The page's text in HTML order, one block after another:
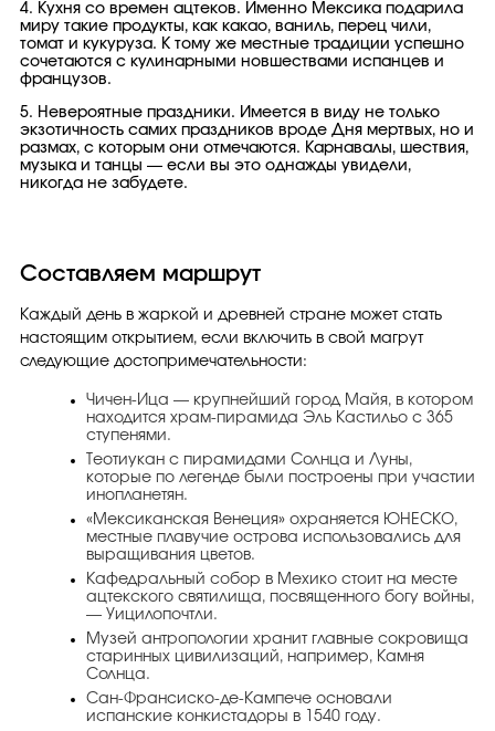
4. Кухня со времен ацтеков. Именно Мексика подарила
миру такие продукты, как какао, ваниль, перец чили,
томат и кукуруза. К тому же местные традиции успешно
сочетаются с кулинарными новшествами испанцев и
французов.
5. Невероятные праздники. Имеется в виду не только
экзотичность самих праздников вроде Дня мертвых, но и
размах, с которым они отмечаются. Карнавалы, шествия,
музыка и танцы — если вы это однажды увидели,
никогда не забудете.
Составляем маршрут
Каждый день в жаркой и древней стране может стать
настоящим открытием, если включить в свой магрут
следующие достопримечательности:
Чичен-Ица — крупнейший город Майя, в котором
находится храм-пирамида Эль Кастильо с 365
ступенями.
Теотиукан с пирамидами Солнца и Луны,
которые по легенде были построены при участии
инопланетян.
«Мексиканская Венеция» охраняется ЮНЕСКО,
местные плавучие острова использовались для
выращивания цветов.
Кафедральный собор в Мехико стоит на месте
ацтекского святилища, посвященного богу войны,
— Уицилопочтли.
Музей антропологии хранит главные сокровища
старинных цивилизаций, например, Камня
Солнца.
Сан-Франсиско-де-Кампече основали
испанские конкистадоры в 1540 году.